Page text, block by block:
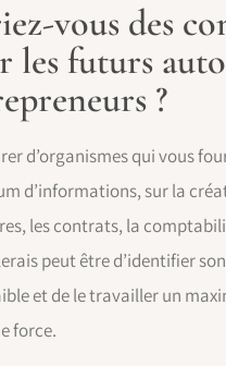
vous des
les futurs auto
?
d’organismes qui vous
d’informations, sur la
les contrats, la
peut être d’identifier
et de le travailler un
force.